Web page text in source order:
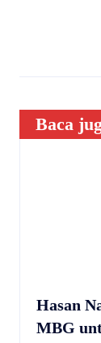
Baca
Hasan
MBG